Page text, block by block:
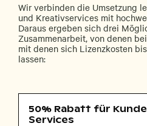
Wir verbinden die Umsetzung
und Kreativservices mit
Daraus ergeben sich drei
Zusammenarbeit, von denen
mit denen sich Lizenzkosten
lassen:
50% Rabatt für
Services